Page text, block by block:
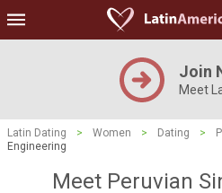
Join
Meet
Latin Dating > Women > Dating >
Engineering
Meet Peruvian